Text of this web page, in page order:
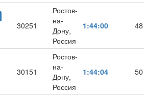
30251
Ростов-
на-
Дону,
Россия
1:44:00 48
30151
Ростов-
на-
Дону,
Россия
1:44:04 50